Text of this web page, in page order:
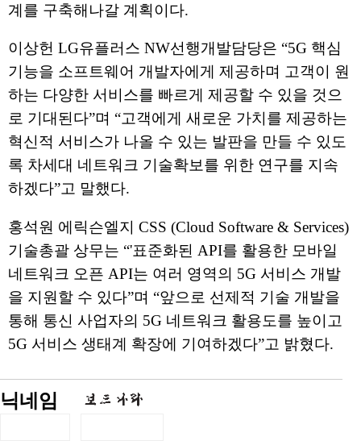
계를 구축해나갈 계획이다.
이상헌 LG유플러스 NW선행개발담당은 “5G 핵심
기능을 소프트웨어 개발자에게 제공하며 고객이 원
하는 다양한 서비스를 빠르게 제공할 수 있을 것으
로 기대된다”며 “고객에게 새로운 가치를 제공하는
혁신적 서비스가 나올 수 있는 발판을 만들 수 있도
록 차세대 네트워크 기술확보를 위한 연구를 지속
하겠다”고 말했다.
홍석원 에릭슨엘지 CSS (Cloud Software & Services)
기술총괄 상무는 “'표준화된 API를 활용한 모바일
네트워크 오픈 API는 여러 영역의 5G 서비스 개발
을 지원할 수 있다”며 “앞으로 선제적 기술 개발을
통해 통신 사업자의 5G 네트워크 활용도를 높이고
5G 서비스 생태계 확장에 기여하겠다”고 밝혔다.
닉네임